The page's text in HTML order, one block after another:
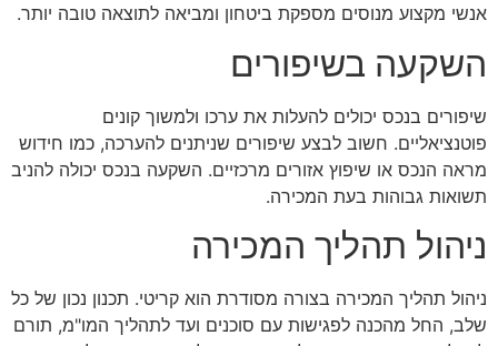
אנשי מקצוע מנוסים מספקת ביטחון ומביאה לתוצאה טובה יותר.
השקעה בשיפורים
שיפורים בנכס יכולים להעלות את ערכו ולמשוך קונים
פוטנציאליים. חשוב לבצע שיפורים שניתנים להערכה, כמו חידוש
מראה הנכס או שיפוץ אזורים מרכזיים. השקעה בנכס יכולה להניב
תשואות גבוהות בעת המכירה.
ניהול תהליך המכירה
ניהול תהליך המכירה בצורה מסודרת הוא קריטי. תכנון נכון של כל
שלב, החל מהכנה לפגישות עם סוכנים ועד לתהליך המו"מ, תורם